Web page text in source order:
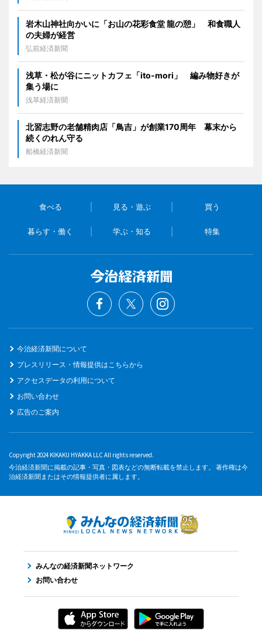
岩木山神社向かいに「お山の花彩食堂 龍の憩」 和食職人
の夫婦が経営
弘前経済新聞
浅草・松が谷にニットカフェ「ito-mori」 編み物好きが
集う場に
浅草経済新聞
北習志野の老舗精肉店「鳥吉」が創業170周年 幕末から
続くのれん守る
船橋経済新聞
食べる 見る・遊ぶ 買う
暮らす・働く 学ぶ・知る 特集
今治経済新聞について
プレスリリース・情報提供はこちらから
アクセスデータの利用について
お問い合わせ
広告のご案内
Copyright 2024 KIKAKU HYAKKA LLC All rights reserved.
今治経済新聞に掲載の記事・写真・図表などの無断転載を禁止します。 著作権は今
治経済新聞またはその情報提供者に属します。
みんなの経済新聞ネットワーク
お問い合わせ